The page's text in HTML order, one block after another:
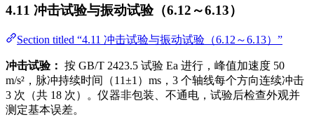
4.11 冲击试验与振动试验（6.12～6.13）
Section titled “4.11 冲击试验与振动试验（6.12～6.13）”
冲击试验： 按 GB/T 2423.5 试验 Ea 进行，峰值加速度 50
m/s²，脉冲持续时间（11±1）ms，3 个轴线每个方向连续冲击
3 次（共 18 次）。仪器非包装、不通电，试验后检查外观并
测定基本误差。